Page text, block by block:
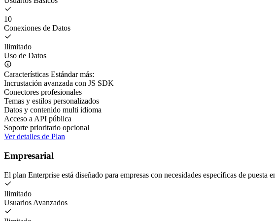
10
Conexiones de Datos
Ilimitado
Uso de Datos
Características Estándar más:
Incrustación avanzada con JS SDK
Conectores profesionales
Temas y estilos personalizados
Datos y contenido multi idioma
Acceso a API pública
Soporte prioritario opcional
Ver detalles de Plan
Empresarial
El plan Enterprise está diseñado para empresas con necesidades específicas de
Ilimitado
Usuarios Avanzados